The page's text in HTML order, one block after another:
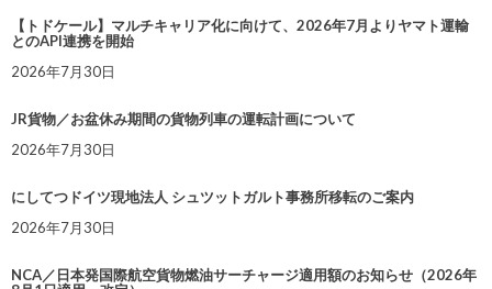
【トドケール】マルチキャリア化に向けて、2026年7月よりヤマト運輸
とのAPI連携を開始
2026年7月30日
JR貨物／お盆休み期間の貨物列車の運転計画について
2026年7月30日
にしてつドイツ現地法人 シュツットガルト事務所移転のご案内
2026年7月30日
NCA／日本発国際航空貨物燃油サーチャージ適用額のお知らせ（2026年